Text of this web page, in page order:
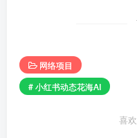
网络项目
# 小红书动态花海AI
喜